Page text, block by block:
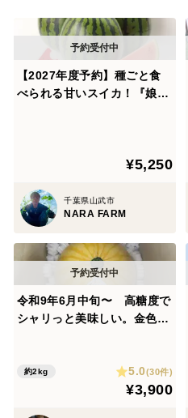
【2027年度予約】種ごと食
べられる甘いスイカ！『娘S
¥5,250
千葉県山武市
NARA FARM
令和9年6月中旬〜 高糖度で
シャリっと美味しい。金色に
約2kg 5.0(30件)
¥3,900